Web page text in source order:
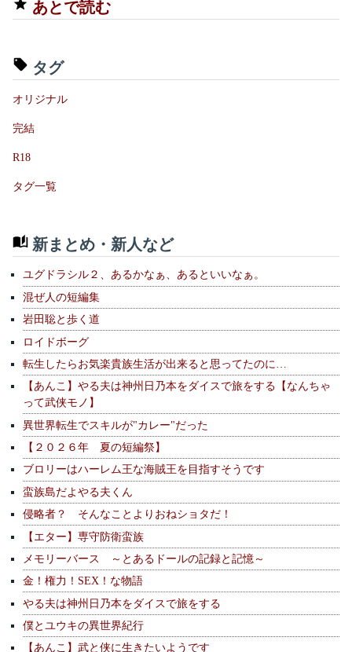
あとで読む
タグ
オリジナル
完結
R18
タグ一覧
新まとめ・新人など
ユグドラシル２、あるかなぁ、あるといいなぁ。
混ぜ人の短編集
岩田聡と歩く道
ロイドボーグ
転生したらお気楽貴族生活が出来ると思ってたのに…
【あんこ】やる夫は神州日乃本をダイスで旅をする【なんちゃ
って武侠モノ】
異世界転生でスキルが"カレー"だった
【２０２６年 夏の短編祭】
ブロリーはハーレム王な海賊王を目指すそうです
蛮族島だよやる夫くん
侵略者？ そんなことよりおねショタだ！
【エター】専守防衛蛮族
メモリーバース ～とあるドールの記録と記憶～
金！権力！SEX！な物語
やる夫は神州日乃本をダイスで旅をする
僕とユウキの異世界紀行
【あんこ】武と侠に生きたいようです